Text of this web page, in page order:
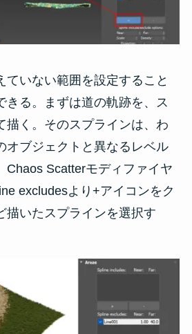
ていない範囲を設定すること
きる。まずは道の軌跡を、ス
描く。そのスプラインは、わ
オブジェクトと異なるレベル
Chaos Scatterモディファイヤ
excludesより+アイコンをク
描いたスプラインを選択す